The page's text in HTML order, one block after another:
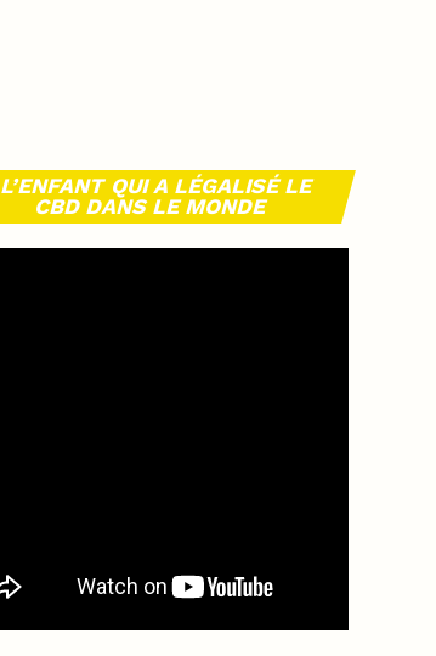
L’ENFANT QUI A LÉGALISÉ LE
CBD DANS LE MONDE